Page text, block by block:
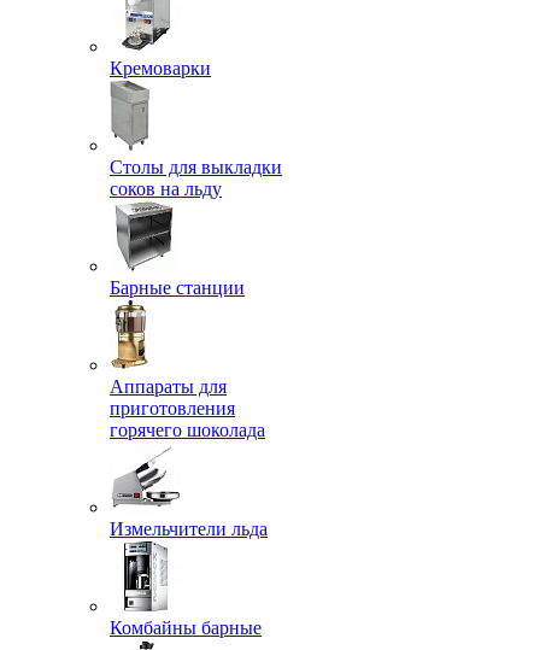
Кремоварки
Столы для выкладки
соков на льду
Барные станции
Аппараты для
приготовления
горячего шоколада
Измельчители льда
Комбайны барные